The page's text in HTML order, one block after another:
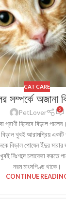
CAT CARE
সম্পর্কে
PetLover 2
হিসেবে বিড়াল
খুবই আরামপ্রিয় একটি
বিড়াল পোষেন ইঁদুর
নিঃশব্দে চলাফেরা করতে
নরম মাংসপিণ্ড থাকে।
CONTINUE